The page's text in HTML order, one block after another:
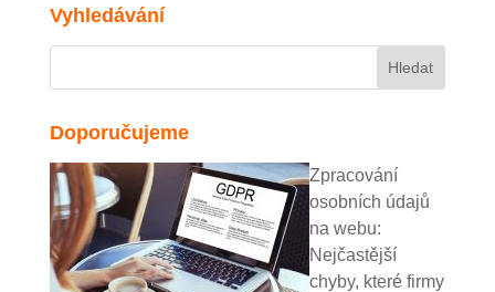
Vyhledávání
Doporučujeme
Zpracování
osobních údajů
na webu:
Nejčastější
chyby, které firmy